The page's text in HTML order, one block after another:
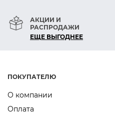
АКЦИИ И
РАСПРОДАЖИ
ЕЩЕ ВЫГОДНЕЕ
ПОКУПАТЕЛЮ
О компании
Оплата